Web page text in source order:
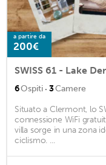
a partire da
200€
SWISS 61 - Lake
6Ospiti · 3Camere
Situato a Clermont, lo
connessione WiFi
villa sorge in una zona
ciclismo. ...